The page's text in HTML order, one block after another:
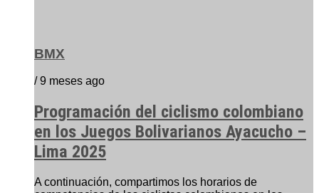
BMX
/ 9 meses ago
Programación del ciclismo colombiano
en los Juegos Bolivarianos Ayacucho –
Lima 2025
A continuación, compartimos los horarios de